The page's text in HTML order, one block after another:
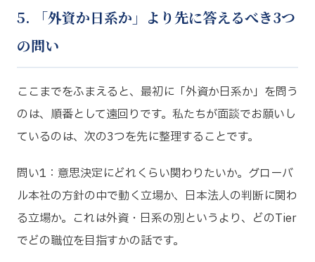
5. 「外資か日系か」より先に答えるべき3つ
の問い
ここまでをふまえると、最初に「外資か日系か」を問う
のは、順番として遠回りです。私たちが面談でお願いし
ているのは、次の3つを先に整理することです。
問い1：意思決定にどれくらい関わりたいか。グローバ
ル本社の方針の中で動く立場か、日本法人の判断に関わ
る立場か。これは外資・日系の別というより、どのTier
でどの職位を目指すかの話です。